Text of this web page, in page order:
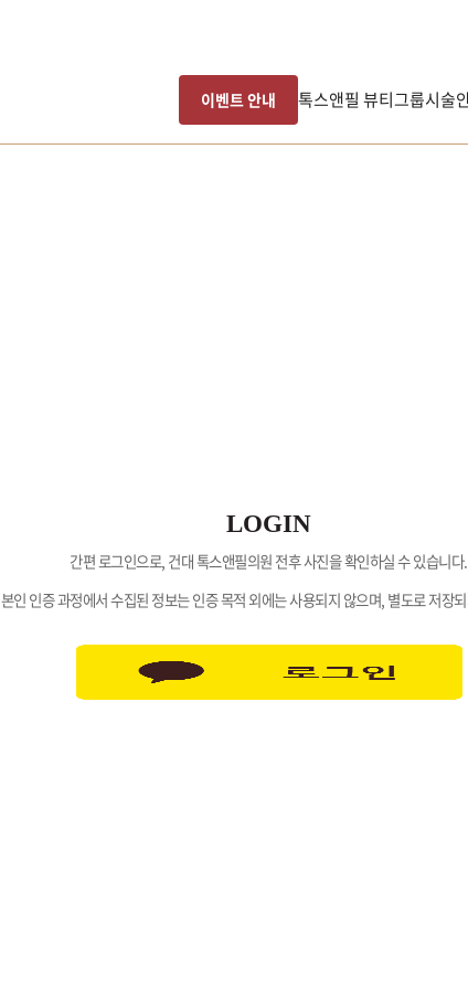
이벤트 안내 톡스앤필 뷰티그룹시술
LOGIN
간편 로그인으로, 건대 톡스앤필의원 전후 사진을 확인하실 수 있습니다.
본인 인증 과정에서 수집된 정보는 인증 목적 외에는 사용되지 않으며, 별도로 저장